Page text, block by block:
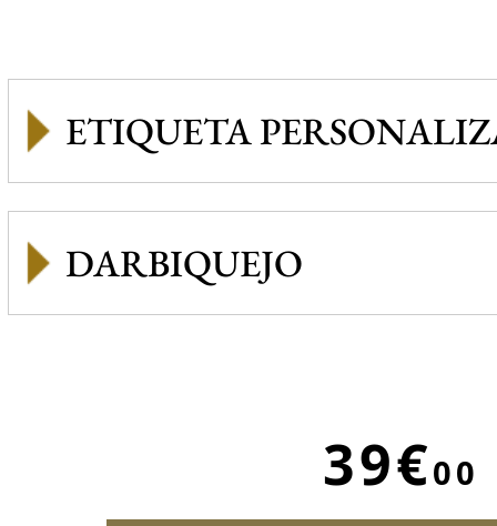
ETIQUETA
DARBIQUEJO
39€00